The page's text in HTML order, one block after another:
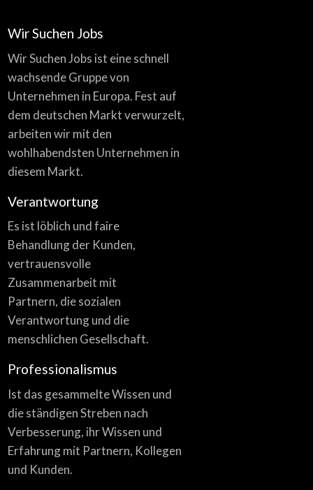
Wir Suchen Jobs
Wir Suchen Jobs ist eine schnell
wachsende Gruppe von
Unternehmen in Europa. Fest auf
dem deutschen Markt verwurzelt,
arbeiten wir mit den
wohlhabendsten Unternehmen in
diesem Markt.
Verantwortung
Es ist löblich und faire
Behandlung der Kunden,
vertrauensvolle
Zusammenarbeit mit
Partnern, die sozialen
Verantwortung und die
menschlichen Gesellschaft.
Professionalismus
Ist das gesammelte Wissen und
die ständigen Streben nach
Verbesserung, ihr Wissen und
Erfahrung mit Partnern, Kollegen
und Kunden.